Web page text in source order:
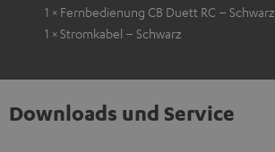
1 × Fernbedienung CB Duett RC – Schwarz
1 × Stromkabel – Schwarz
Downloads und Service